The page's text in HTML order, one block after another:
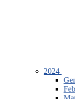
2024